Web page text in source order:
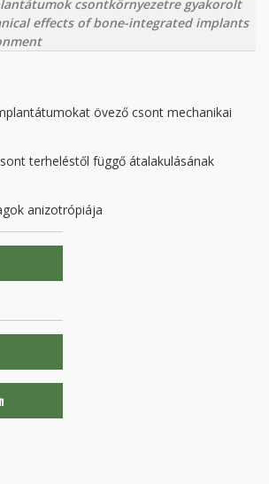
csontkörnyezetre gyakorolt
effects of bone-integrated implants
övező csont mechanikai
terheléstől függő átalakulásának
anizotrópiája